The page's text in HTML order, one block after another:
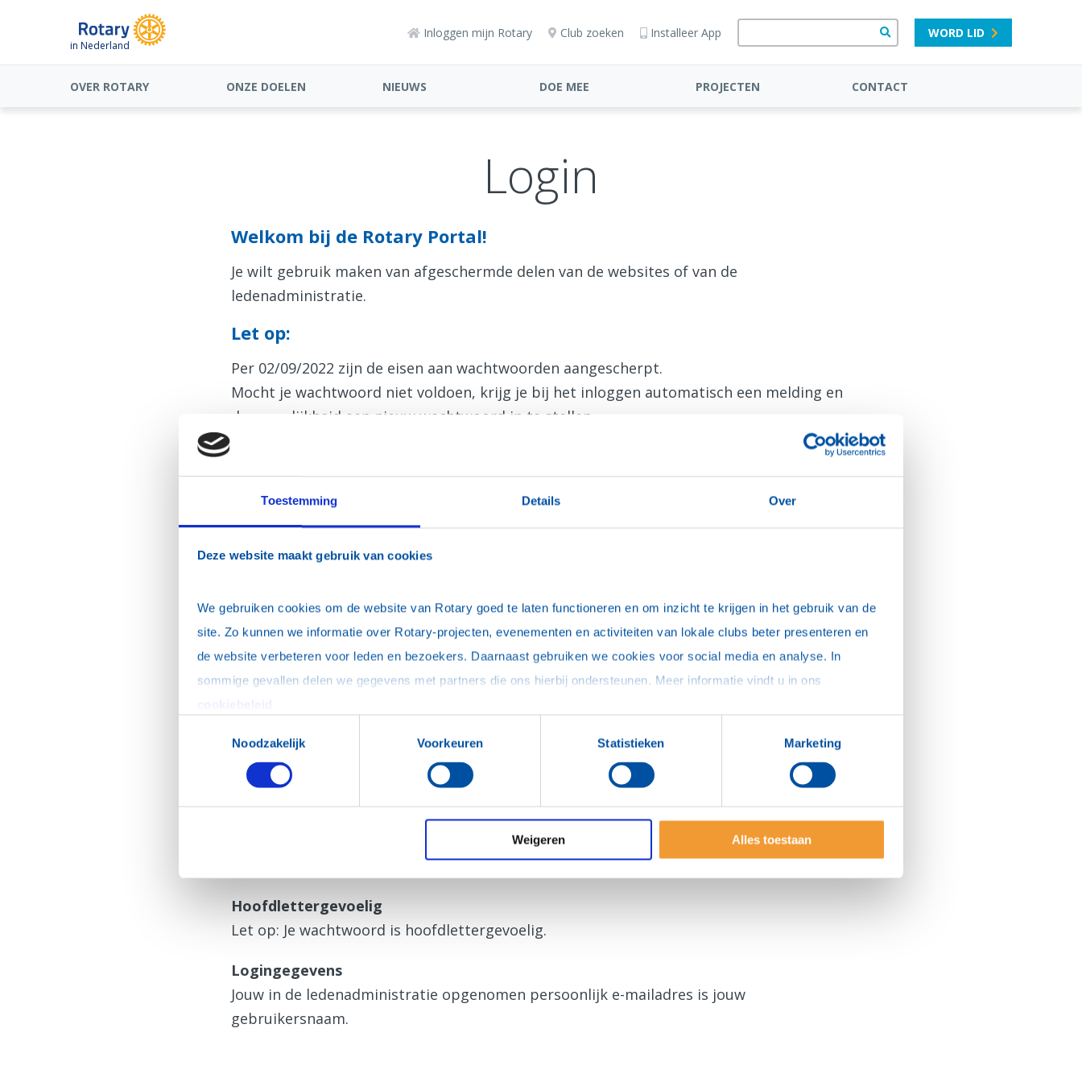
Toestemming Details Over
Deze website maakt gebruik van cookies
We gebruiken cookies om de website van Rotary goed te laten functioneren en om inzicht te krijgen in het gebruik van de
site. Zo kunnen we informatie over Rotary-projecten, evenementen en activiteiten van lokale clubs beter presenteren en
de website verbeteren voor leden en bezoekers. Daarnaast gebruiken we cookies voor social media en analyse. In
Noodzakelijk
Voorkeuren Statistieken Marketing
Weigeren Alles toestaan
in Nederland
Inloggen mijn Rotary Club zoeken Installeer App WORD LID
OVER ROTARY ONZE DOELEN NIEUWS DOE MEE PROJECTEN CONTACT
Login
Welkom bij de Rotary Portal!
Je wilt gebruik maken van afgeschermde delen van de websites of van de
ledenadministratie.
Let op:
Per 02/09/2022 zijn de eisen aan wachtwoorden aangescherpt.
Mocht je wachtwoord niet voldoen, krijg je bij het inloggen automatisch een melding en
de mogelijkheid een nieuw wachtwoord in te stellen.
Dit is mijn privécomputer, onthoud mijn login (je blijft maximaal 30 dagen ingelogd)
N.B. De inloggegevens zijn ook geldig voor de Rotary App.
Hulp bij inloggen
een nieuw wachtwoordaan.
Hoofdlettergevoelig
Let op: Je wachtwoord is hoofdlettergevoelig.
Logingegevens
Jouw in de ledenadministratie opgenomen persoonlijk e-mailadres is jouw
gebruikersnaam.